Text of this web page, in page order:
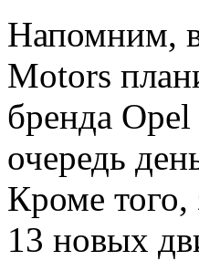
Напомним,
Motors
бренда
очередь
Кроме того,
13 новых